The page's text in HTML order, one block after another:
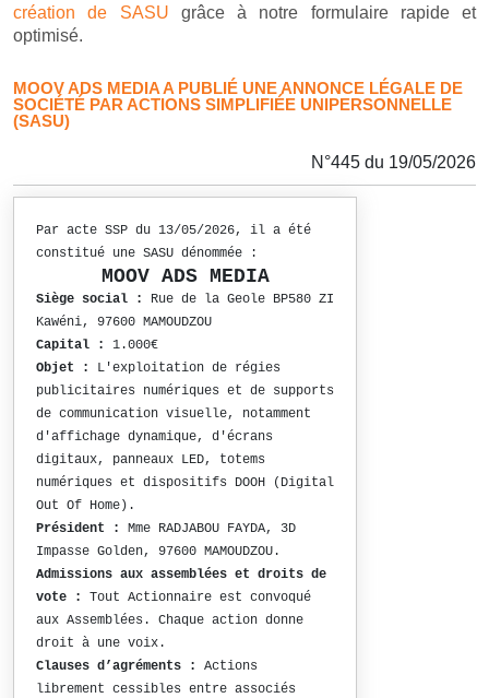
création de SASU grâce à notre formulaire rapide et
optimisé.
MOOV ADS MEDIA A PUBLIÉ UNE ANNONCE LÉGALE DE
SOCIÉTÉ PAR ACTIONS SIMPLIFIÉE UNIPERSONNELLE
(SASU)
N°445 du 19/05/2026
Par acte SSP du 13/05/2026, il a été
constitué une SASU dénommée :
MOOV ADS MEDIA
Siège social :
Rue de la Geole BP580 ZI
Kawéni, 97600 MAMOUDZOU
Capital :
1.000€
Objet :
L'exploitation de régies
publicitaires numériques et de supports
de communication visuelle, notamment
d'affichage dynamique, d'écrans
digitaux, panneaux LED, totems
numériques et dispositifs DOOH (Digital
Out Of Home).
Président :
Mme RADJABOU FAYDA, 3D
Impasse Golden, 97600 MAMOUDZOU.
Admissions aux assemblées et droits de
vote : Tout Actionnaire est convoqué
aux Assemblées. Chaque action donne
droit à une voix.
Clauses d’agréments :
Actions
librement cessibles entre associés